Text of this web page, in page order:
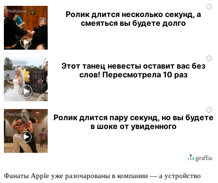
i
Ролик длится несколько секунд, а
смеяться вы будете долго
i
Этот танец невесты оставит вас без
слов! Пересмотрела 10 раз
i
Ролик длится пару секунд, но вы будете
в шоке от увиденного
Фанаты Apple уже разочарованы в компании — а устройство